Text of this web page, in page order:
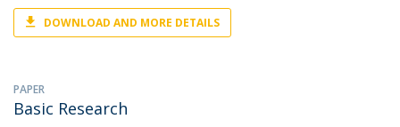
DOWNLOAD AND MORE DETAILS
PAPER
Basic Research